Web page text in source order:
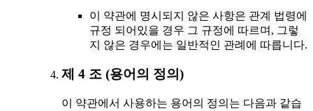
이 약관에 명시되지 않은 사항은 관계 법령에
규정 되어있을 경우 그 규정에 따르며, 그렇
지 않은 경우에는 일반적인 관례에 따릅니다.
제 4 조 (용어의 정의)
이 약관에서 사용하는 용어의 정의는 다음과 같습